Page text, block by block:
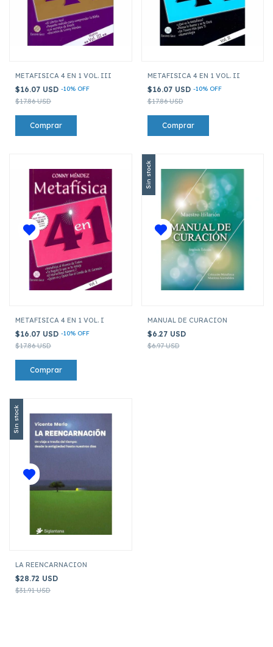
METAFISICA 4 EN 1 VOL. III
$16.07 USD -10% OFF
$17.86 USD
METAFISICA 4 EN 1 VOL. II
$16.07 USD -10% OFF
$17.86 USD
METAFISICA 4 EN 1 VOL. I
$16.07 USD -10% OFF
$17.86 USD
Sin stock
MANUAL DE CURACION
$6.27 USD
$6.97 USD
Sin stock
LA REENCARNACION
$28.72 USD
$31.91 USD